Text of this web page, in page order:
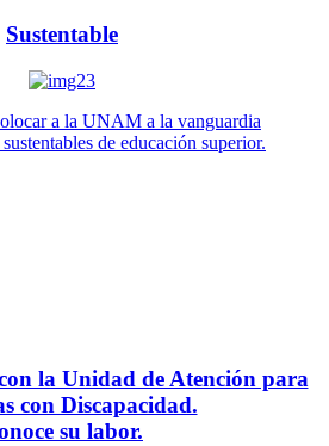
Sustentable
a la UNAM a la vanguardia
de educación superior.
la Unidad de Atención para
con Discapacidad.
su labor.